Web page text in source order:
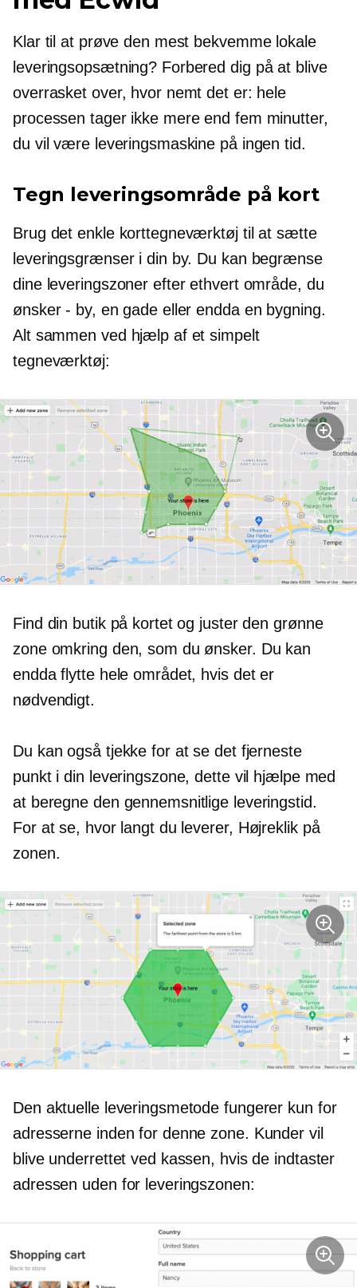
Klar til at prøve den mest bekvemme lokale
leveringsopsætning? Forbered dig på at blive
overrasket over, hvor nemt det er: hele
processen tager ikke mere end fem minutter,
du vil være leveringsmaskine på ingen tid.
Tegn leveringsområde på kort
Brug det enkle korttegneværktøj til at sætte
leveringsgrænser i din by. Du kan begrænse
dine leveringszoner efter ethvert område, du
ønsker - by, en gade eller endda en bygning.
Alt sammen ved hjælp af et simpelt
tegneværktøj:
Find din butik på kortet og juster den grønne
zone omkring den, som du ønsker. Du kan
endda flytte hele området, hvis det er
nødvendigt.
Du kan også tjekke for at se det fjerneste
punkt i din leveringszone, dette vil hjælpe med
at beregne den gennemsnitlige leveringstid.
For at se, hvor langt du leverer, Højreklikpå
zonen.
Den aktuelle leveringsmetode fungerer kun for
adresserne inden for denne zone. Kunder vil
blive underrettet ved kassen, hvis de indtaster
adressen uden for leveringszonen: